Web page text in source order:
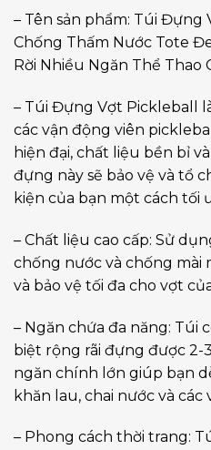
– Tên sản phẩm: Túi Đựng
Chống Thấm Nước Tote
Rời Nhiều Ngăn Thể Thao
– Túi Đựng Vợt Pickleball
các vận động viên
hiện đại, chất liệu bền bỉ
đựng này sẽ bảo vệ và tổ
kiện của bạn một cách tối
– Chất liệu cao cấp: Sử
chống nước và chống mài
và bảo vệ tối đa cho vợt
– Ngăn chứa đa năng: Túi
biệt rộng rãi đựng được 2-
ngăn chính lớn giúp bạn
khăn lau, chai nước và
– Phong cách thời trang: